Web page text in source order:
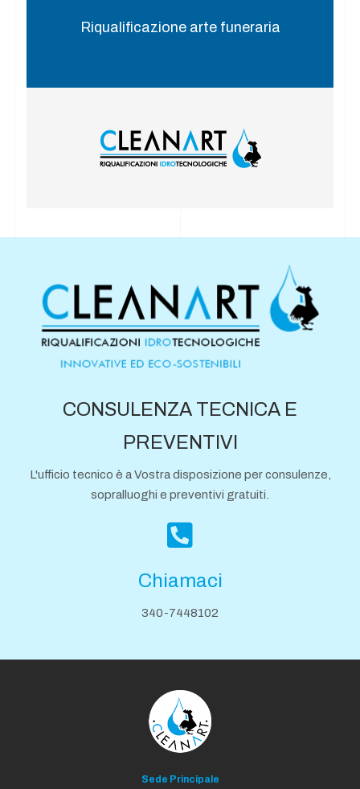
Riqualificazione arte funeraria
CONSULENZA TECNICA E
PREVENTIVI
L'ufficio tecnico è a Vostra disposizione per consulenze,
sopralluoghi e preventivi gratuiti.
Chiamaci
340-7448102
Sede Principale